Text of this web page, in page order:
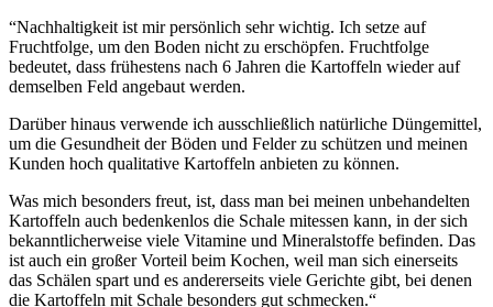
“Nachhaltigkeit ist mir persönlich sehr wichtig. Ich setze auf
Fruchtfolge, um den Boden nicht zu erschöpfen. Fruchtfolge
bedeutet, dass frühestens nach 6 Jahren die Kartoffeln wieder auf
demselben Feld angebaut werden.
Darüber hinaus verwende ich ausschließlich natürliche Düngemittel,
um die Gesundheit der Böden und Felder zu schützen und meinen
Kunden hoch qualitative Kartoffeln anbieten zu können.
Was mich besonders freut, ist, dass man bei meinen unbehandelten
Kartoffeln auch bedenkenlos die Schale mitessen kann, in der sich
bekanntlicherweise viele Vitamine und Mineralstoffe befinden. Das
ist auch ein großer Vorteil beim Kochen, weil man sich einerseits
das Schälen spart und es andererseits viele Gerichte gibt, bei denen
die Kartoffeln mit Schale besonders gut schmecken.“